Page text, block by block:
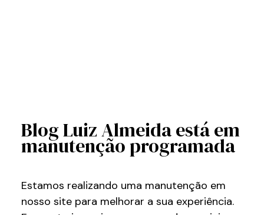
Blog Luiz Almeida está em
manutenção programada
Estamos realizando uma manutenção em
nosso site para melhorar a sua experiência.